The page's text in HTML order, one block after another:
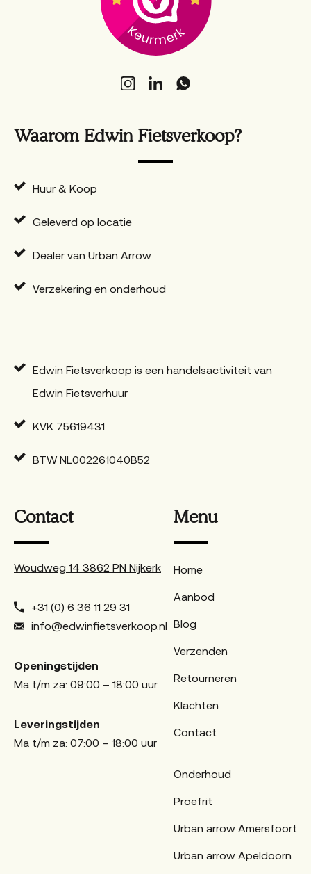
Waarom Edwin Fietsverkoop?
Huur & Koop
Geleverd op locatie
Dealer van Urban Arrow
Verzekering en onderhoud
Edwin Fietsverkoop is een handelsactiviteit van
Edwin Fietsverhuur
KVK 75619431
BTW NL002261040B52
Contact
Woudweg 14 3862 PN Nijkerk
+31 (0) 6 36 11 29 31
info@edwinfietsverkoop.nl
Openingstijden
Ma t/m za: 09:00 – 18:00 uur
Leveringstijden
Ma t/m za: 07:00 – 18:00 uur
Menu
Home
Aanbod
Blog
Verzenden
Retourneren
Klachten
Contact
Onderhoud
Proefrit
Urban arrow Amersfoort
Urban arrow Apeldoorn